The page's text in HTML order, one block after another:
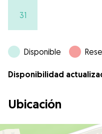
31
Disponible
Disponibilidad
Ubicación